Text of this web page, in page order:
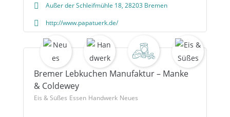
Außer der Schleifmühle 18, 28203 Bremen
http://www.papatuerk.de/
Bremer Lebkuchen Manufaktur – Manke
& Coldewey
Eis & Süßes Essen Handwerk Neues